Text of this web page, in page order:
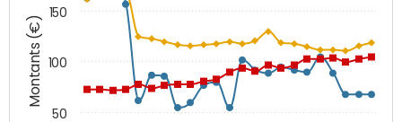
Montants (€)
50
100
150